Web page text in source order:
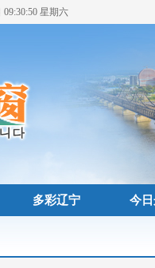
09:30:51 星期六
多彩辽宁 今